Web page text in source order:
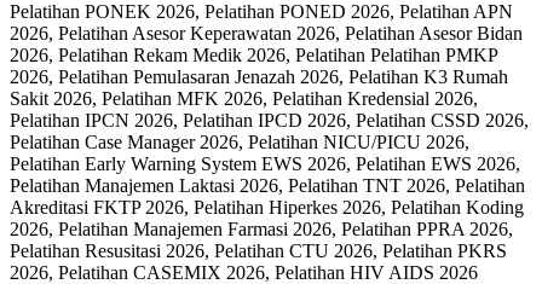
Pelatihan PONEK 2026, Pelatihan PONED 2026, Pelatihan APN
2026, Pelatihan Asesor Keperawatan 2026, Pelatihan Asesor Bidan
2026, Pelatihan Rekam Medik 2026, Pelatihan Pelatihan PMKP
2026, Pelatihan Pemulasaran Jenazah 2026, Pelatihan K3 Rumah
Sakit 2026, Pelatihan MFK 2026, Pelatihan Kredensial 2026,
Pelatihan IPCN 2026, Pelatihan IPCD 2026, Pelatihan CSSD 2026,
Pelatihan Case Manager 2026, Pelatihan NICU/PICU 2026,
Pelatihan Early Warning System EWS 2026, Pelatihan EWS 2026,
Pelatihan Manajemen Laktasi 2026, Pelatihan TNT 2026, Pelatihan
Akreditasi FKTP 2026, Pelatihan Hiperkes 2026, Pelatihan Koding
2026, Pelatihan Manajemen Farmasi 2026, Pelatihan PPRA 2026,
Pelatihan Resusitasi 2026, Pelatihan CTU 2026, Pelatihan PKRS
2026, Pelatihan CASEMIX 2026, Pelatihan HIV AIDS 2026